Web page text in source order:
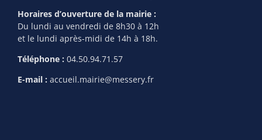
Horaires d’ouverture de la mairie :
Du lundi au vendredi de 8h30 à 12h
et le lundi après-midi de 14h à 18h.
Téléphone : 04.50.94.71.57
E-mail : accueil.mairie@messery.fr